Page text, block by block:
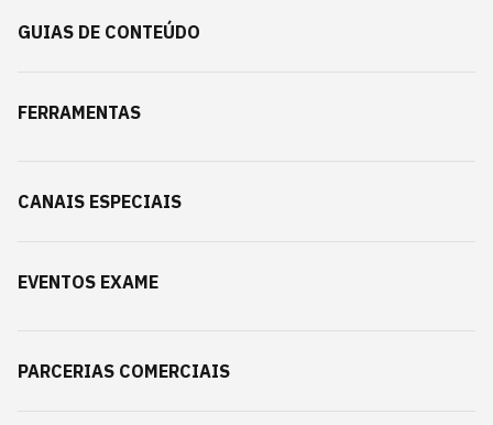
GUIAS DE CONTEÚDO
FERRAMENTAS
CANAIS ESPECIAIS
EVENTOS EXAME
PARCERIAS COMERCIAIS